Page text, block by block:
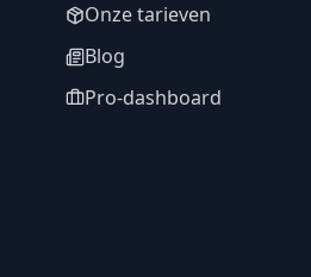
Onze tarieven
Blog
Pro-dashboard